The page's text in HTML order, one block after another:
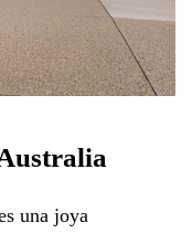
una joya